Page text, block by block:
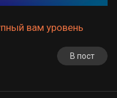
вам уровень
В пост